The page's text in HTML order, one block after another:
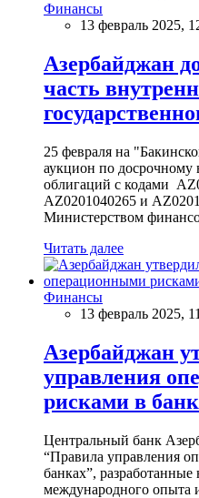
Финансы
13 февраль 2025,
Азербайджан
часть
25 февраля на
аукцион по досрочному
облигаций с кодами
AZ0201040265 и
Министерством
Читать далее
Финансы
13 февраль 2025,
Азербайджан
управления
рисками в
Центральный банк
“Правила управления
банках”,
международного опыта